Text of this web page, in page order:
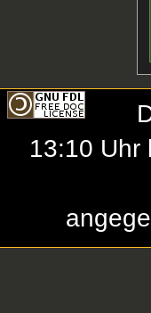
13:10 Uhr